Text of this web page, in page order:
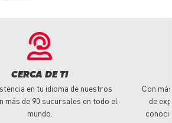
CERCA DE TI
en tu idioma de nuestros
más de 90 sucursales en todo el
mundo.
Con
de